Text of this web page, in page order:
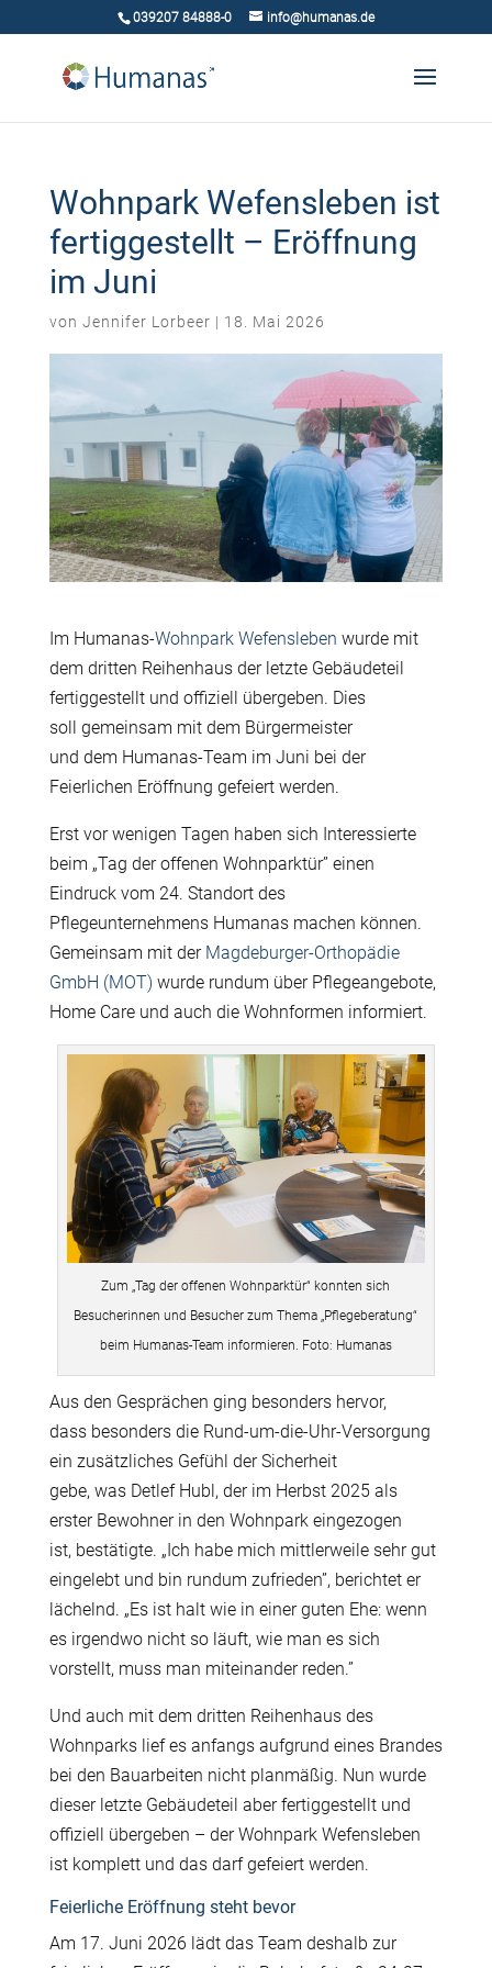
039207 84888-0 info@humanas.de
Wohnpark Wefensleben ist
fertiggestellt – Eröffnung
im Juni
von Jennifer Lorbeer | 18. Mai 2026
Im Humanas-Wohnpark Wefensleben wurde mit
dem dritten Reihenhaus der letzte Gebäudeteil
fertiggestellt und offiziell übergeben. Dies
soll gemeinsam mit dem Bürgermeister
und dem Humanas-Team im Juni bei der
Feierlichen Eröffnung gefeiert werden.
Erst vor wenigen Tagen haben sich Interessierte
beim „Tag der offenen Wohnparktür” einen
Eindruck vom 24. Standort des
Pflegeunternehmens Humanas machen können.
Gemeinsam mit der Magdeburger-Orthopädie
GmbH (MOT) wurde rundum über Pflegeangebote,
Home Care und auch die Wohnformen informiert.
Zum „Tag der offenen Wohnparktür“ konnten sich
Besucherinnen und Besucher zum Thema „Pflegeberatung“
beim Humanas-Team informieren. Foto: Humanas
Aus den Gesprächen ging besonders hervor,
dass besonders die Rund-um-die-Uhr-Versorgung
ein zusätzliches Gefühl der Sicherheit
gebe, was Detlef Hubl, der im Herbst 2025 als
erster Bewohner in den Wohnpark eingezogen
ist, bestätigte. „Ich habe mich mittlerweile sehr gut
eingelebt und bin rundum zufrieden”, berichtet er
lächelnd. „Es ist halt wie in einer guten Ehe: wenn
es irgendwo nicht so läuft, wie man es sich
vorstellt, muss man miteinander reden.”
Und auch mit dem dritten Reihenhaus des
Wohnparks lief es anfangs aufgrund eines Brandes
bei den Bauarbeiten nicht planmäßig. Nun wurde
dieser letzte Gebäudeteil aber fertiggestellt und
offiziell übergeben – der Wohnpark Wefensleben
ist komplett und das darf gefeiert werden.
Feierliche Eröffnung steht bevor
Am 17. Juni 2026 lädt das Team deshalb zur